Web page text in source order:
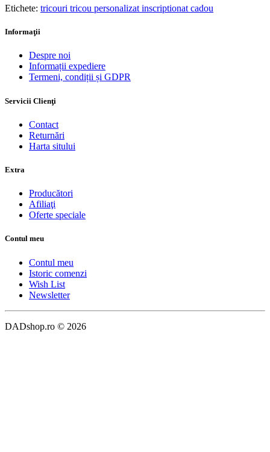
Etichete: tricouri tricou personalizat inscriptionat cadou
Informaţii
Despre noi
Informații expediere
Termeni, condiții și GDPR
Servicii Clienţi
Contact
Returnări
Harta sitului
Extra
Producători
Afiliaţi
Oferte speciale
Contul meu
Contul meu
Istoric comenzi
Wish List
Newsletter
DADshop.ro © 2026